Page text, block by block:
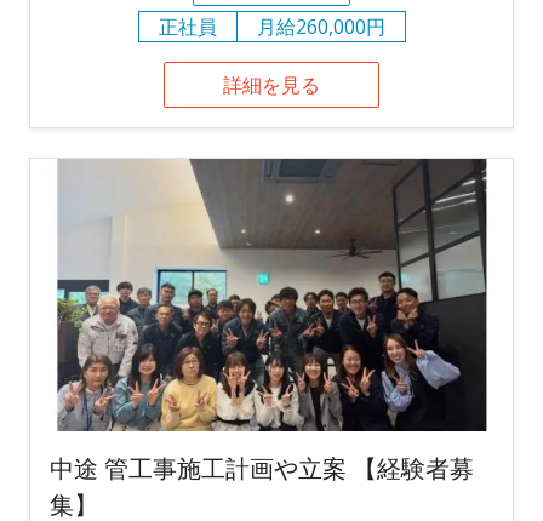
正社員
月給260,000円
詳細を見る
中途 管工事施工計画や立案 【経験者募
集】